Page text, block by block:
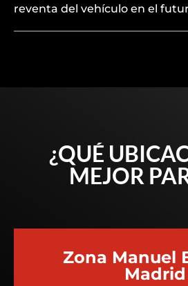
reventa del vehículo en el
¿QUÉ
MEJOR
Zona Manuel
Madrid